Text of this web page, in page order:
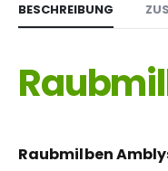
BESCHREIBUNG
Raubmilben